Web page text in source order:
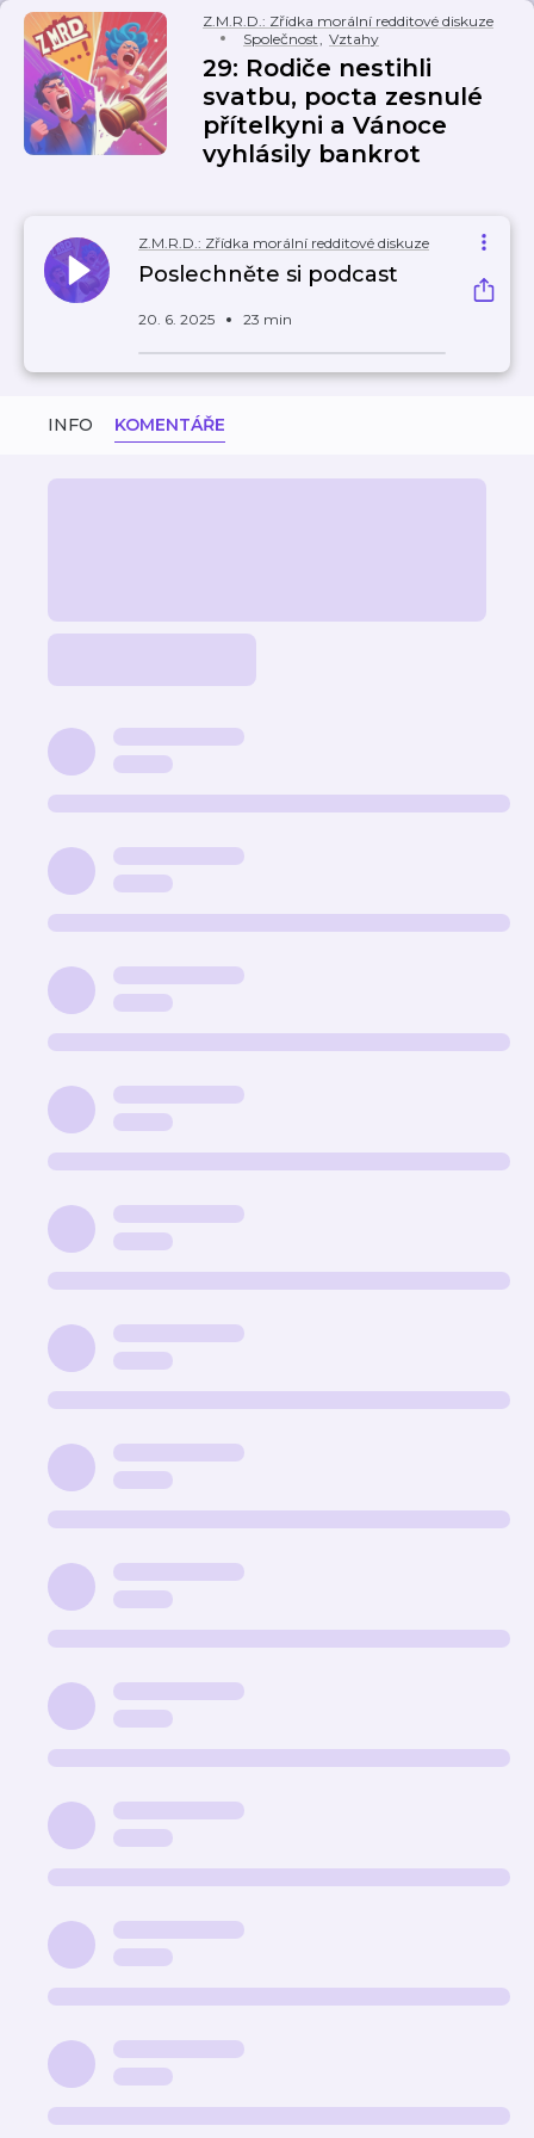
Z.M.R.D.: Zřídka morální redditové diskuze
Společnost, Vztahy
29: Rodiče nestihli
svatbu, pocta zesnulé
přítelkyni a Vánoce
vyhlásily bankrot
Z.M.R.D.: Zřídka morální redditové diskuze
Poslechněte si podcast
20. 6. 2025 23 min
INFO KOMENTÁŘE